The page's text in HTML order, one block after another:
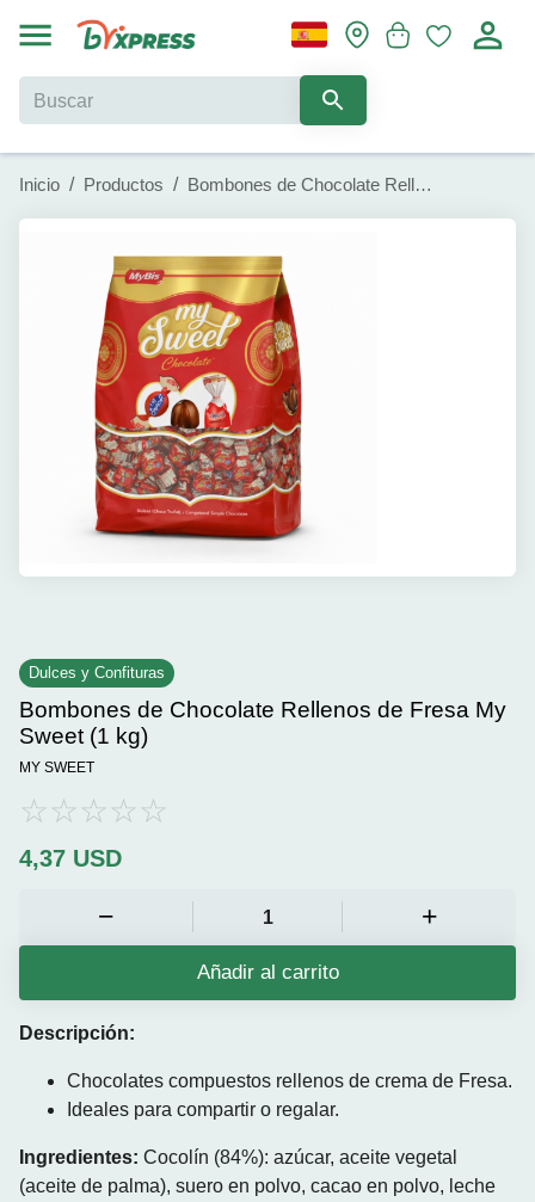
Inicio / Productos / Bombones de Chocolate Rellenos de Fresa My Sweet (1 kg)
Dulces y Confituras
Bombones de Chocolate Rellenos de Fresa My
Sweet (1 kg)
MY SWEET
4,37 USD
Añadir al carrito
Descripción:
Chocolates compuestos rellenos de crema de Fresa.
Ideales para compartir o regalar.
Ingredientes: Cocolín (84%): azúcar, aceite vegetal
(aceite de palma), suero en polvo, cacao en polvo, leche